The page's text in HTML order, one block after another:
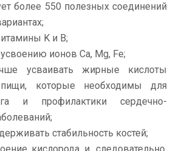
более 550 полезных соединений
K и B;
ионов Ca, Mg, Fe;
усваивать жирные кислоты
которые необходимы для
и профилактики сердечно-
стабильность костей;